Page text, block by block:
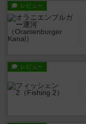
レビュー
レビュー